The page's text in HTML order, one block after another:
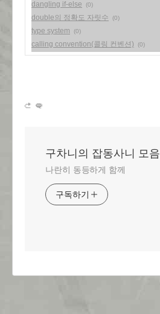
dangling if-else (0)
double의 정확도 자릿수 (0)
type system (0)
calling convention(콜링 컨벤션) (0)
구차니의 잡동사니 모음
나란히 동등하게 함께
구독하기